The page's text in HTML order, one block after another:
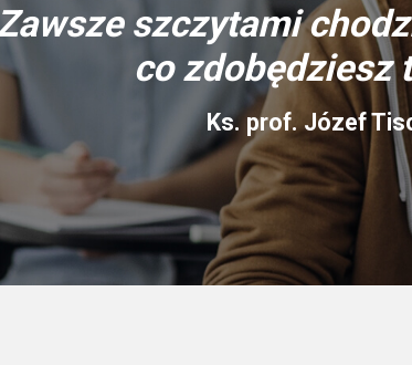
szczytami
co zdobędziesz
Ks. prof. Józef